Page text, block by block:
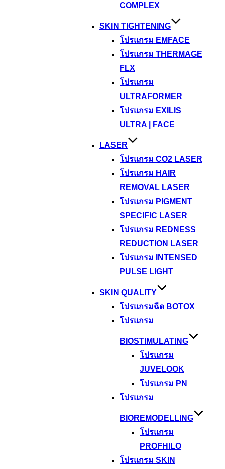
COMPLEX
SKIN TIGHTENING
โปรแกรม EMFACE
โปรแกรม THERMAGE
FLX
โปรแกรม
ULTRAFORMER
โปรแกรม EXILIS
ULTRA | FACE
LASER
โปรแกรม CO2 LASER
โปรแกรม HAIR
REMOVAL LASER
โปรแกรม PIGMENT
SPECIFIC LASER
โปรแกรม REDNESS
REDUCTION LASER
โปรแกรม INTENSED
PULSE LIGHT
SKIN QUALITY
โปรแกรมฉีด BOTOX
โปรแกรม
BIOSTIMULATING
โปรแกรม
JUVELOOK
โปรแกรม PN
โปรแกรม
BIOREMODELLING
โปรแกรม
PROFHILO
โปรแกรม SKIN